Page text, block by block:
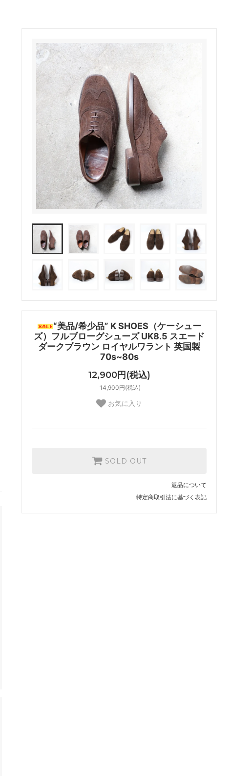
“美品/希少品” K SHOES（ケーシュー
ズ）フルブローグシューズ UK8.5 スエード
ダークブラウン ロイヤルワラント 英国製
70s~80s
12,900円(税込)
14,900円(税込)
お気に入り
SOLD OUT
返品について
特定商取引法に基づく表記